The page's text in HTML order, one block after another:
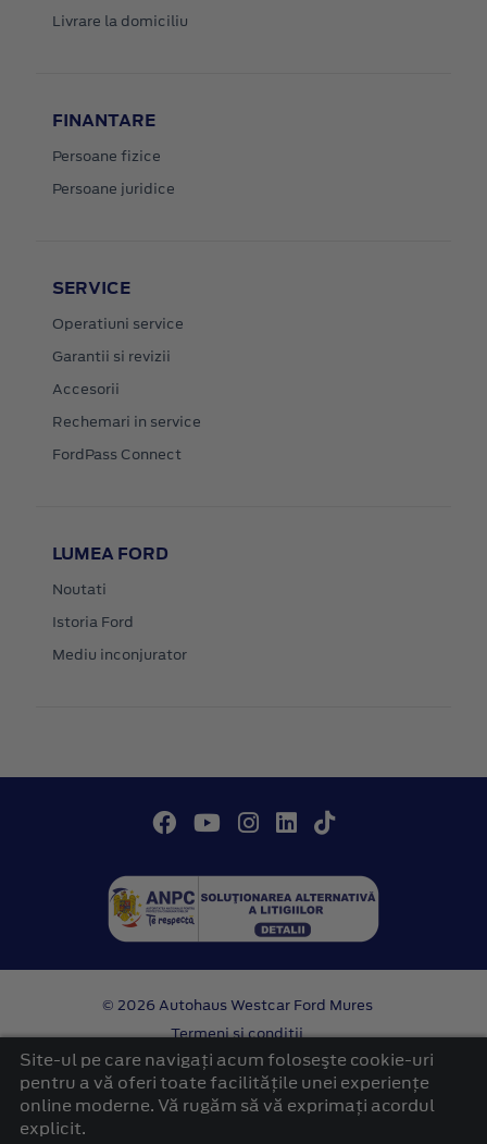
Livrare la domiciliu
FINANTARE
Persoane fizice
Persoane juridice
SERVICE
Operatiuni service
Garantii si revizii
Accesorii
Rechemari in service
FordPass Connect
LUMEA FORD
Noutati
Istoria Ford
Mediu inconjurator
© 2026 Autohaus Westcar Ford Mures
Termeni si conditii
Confidentialitate
Politica cookies
platformă dezvoltată de Workleto
Site-ul pe care navigați acum foloseşte cookie-uri
pentru a vă oferi toate facilitățile unei experiențe
online moderne. Vă rugăm să vă exprimați acordul
explicit.